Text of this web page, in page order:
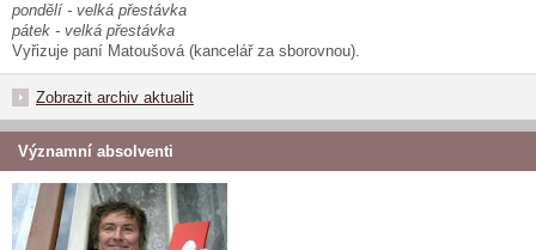
pondělí - velká přestávka
pátek - velká přestávka
Vyřizuje paní Matoušová (kancelář za sborovnou).
Zobrazit archiv aktualit
Významní absolventi